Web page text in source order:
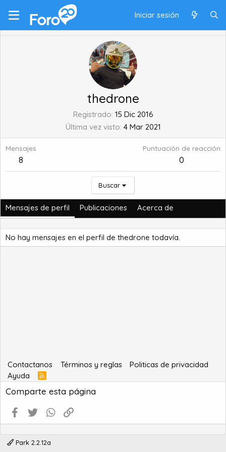
Iniciar sesión
thedrone
Registrado 15 Dic 2016
Última vez visto 4 Mar 2021
Mensajes
8
Puntuación de reacción
0
Buscar
Mensajes de perfil Publicaciones Acerca de
No hay mensajes en el perfil de thedrone todavía.
Contactanos Términos y reglas
Politicas de privacidad
Ayuda
R
S
S
Comparte esta página
Facebook
Twitter WhatsApp
Park 2.2.12a